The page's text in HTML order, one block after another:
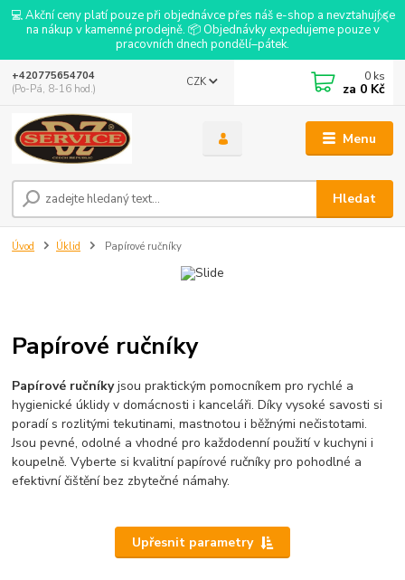
💻 Akční ceny platí pouze při objednávce přes náš e-shop a nevztahují se
na nákup v kamenné prodejně. 📦 Objednávky expedujeme pouze v
pracovních dnech pondělí–pátek.
Menu
CZK
Hledat
+420775654704
(Po-Pá, 8-16 hod.)
0 ks
za 0 Kč
Úvod Úklid Papírové ručníky
Papírové ručníky
Papírové ručníkyjsou praktickým pomocníkem pro rychlé a
hygienické úklidy v domácnosti i kanceláři. Díky vysoké savosti si
poradí s rozlitými tekutinami, mastnotou i běžnými nečistotami.
Jsou pevné, odolné a vhodné pro každodenní použití v kuchyni i
koupelně. Vyberte si kvalitní papírové ručníky pro pohodlné a
efektivní čištění bez zbytečné námahy.
Upřesnit parametry